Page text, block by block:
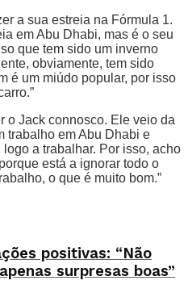
a sua estreia na Fórmula 1.
em Abu Dhabi, mas é o seu
que tem sido um inverno
obviamente, tem sido
é um miúdo popular, por isso
o Jack connosco. Ele veio da
trabalho em Abu Dhabi e
a trabalhar. Por isso, acho
está a ignorar todo o
o que é muito bom.”
positivas: “Não
surpresas boas”